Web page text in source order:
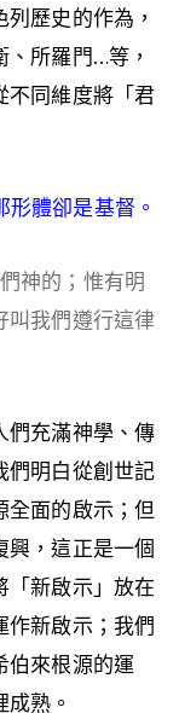
歷史的作為，
所羅門…等，
不同維度將「君
體卻是基督。
神的；惟有明
叫我們遵行這律
們充滿神學、傳
們明白從創世記
全面的啟示；但
，這正是一個
新啟示」放在
作新啟示；我們
伯來根源的運
熟。